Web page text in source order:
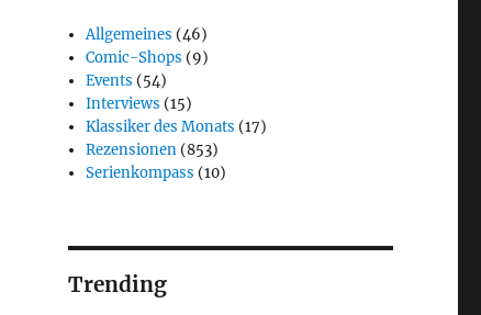
Allgemeines (46)
Comic-Shops (9)
Events (54)
Interviews (15)
Klassiker des Monats (17)
Rezensionen (853)
Serienkompass (10)
Trending